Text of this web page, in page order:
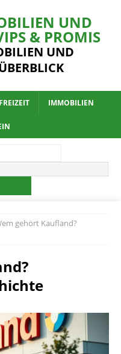
UND
& PROMIS
UND
FREIZEIT IMMOBILIEN
gehört Kaufland?